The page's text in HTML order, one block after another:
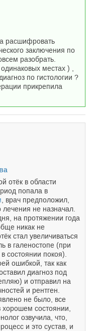
расшифровать
заключения по
разобрать.
местах ) ,
по гистологии ?
прикрепила
отёк в области
попала в
, врач предположил,
лечения не назначал.
на протяжении года
никак не
стал увеличиваться
в галеностопе (при
состоянии покоя).
ошибкой, так как
диагноз под
и отправил на
и рентген.
не было, все
состоянии,
озвучила, что,
и это сустав, и